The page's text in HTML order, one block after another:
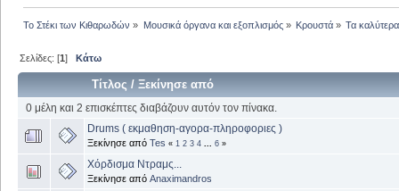
Το Στέκι των Κιθαρωδών » Μουσικά όργανα και εξοπλισμός» Κρουστά» Τα
Σελίδες: [1]Κάτω
Τίτλος /Ξεκίνησε από
0 μέλη και 2 επισκέπτες διαβάζουν αυτόν τον πίνακα.
Drums ( εκμαθηση-αγορα-πληροφοριες )
Ξεκίνησε από Tes « 1 2 3 4 6 »
Χόρδισμα Ντραμς...
Ξεκίνησε από Anaximandros